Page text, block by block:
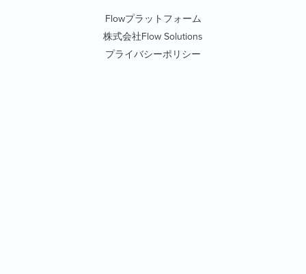
Flowプラットフォーム
株式会社Flow Solutions
プライバシーポリシー